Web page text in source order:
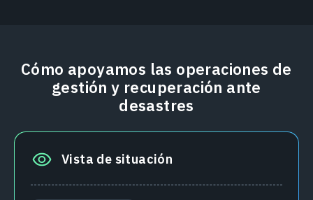
Cómo apoyamos las operaciones de
gestión y recuperación ante
desastres
Vista de situación